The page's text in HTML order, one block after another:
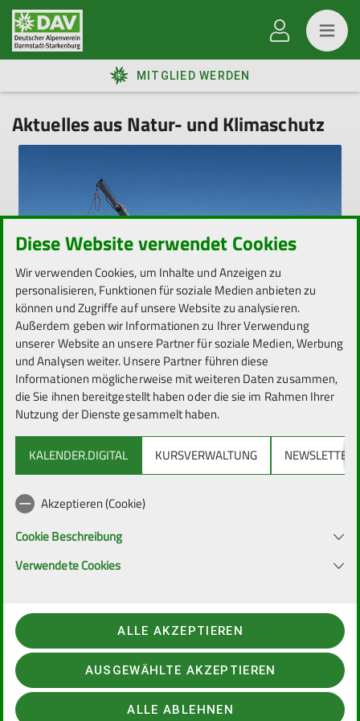
MITGLIED WERDEN
Aktuelles aus Natur- und Klimaschutz
Zwei Jahre Photovoltaik auf der
Starkenburger Hütte
30.04.2025
Naturschutz im deutschen Alpenverein
Unsere Alpen – Heimat einer Vielzahl an Tieren und
Pflanzen, Sehnsuchtsort für Erholungssuchende,
Diese Website verwendet Cookies
Wir verwenden Cookies, um Inhalte und Anzeigen zu
personalisieren, Funktionen für soziale Medien anbieten zu
können und Zugriffe auf unsere Website zu analysieren.
Außerdem geben wir Informationen zu Ihrer Verwendung
unserer Website an unsere Partner für soziale Medien, Werbung
und Analysen weiter. Unsere Partner führen diese
Informationen möglicherweise mit weiteren Daten zusammen,
die Sie ihnen bereitgestellt haben oder die sie im Rahmen Ihrer
Nutzung der Dienste gesammelt haben.
KALENDER.DIGITAL KURSVERWALTUNG NEWSLETTER
Akzeptieren (Cookie)
Cookie Beschreibung
Verwendete Cookies
ALLE AKZEPTIEREN
AUSGEWÄHLTE AKZEPTIEREN
ALLE ABLEHNEN